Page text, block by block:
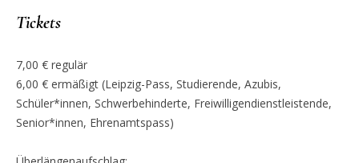
Tickets
7,00 € regulär
6,00 € ermäßigt (Leipzig-Pass, Studierende, Azubis,
Schüler*innen, Schwerbehinderte, Freiwilligendienstleistende,
Senior*innen, Ehrenamtspass)